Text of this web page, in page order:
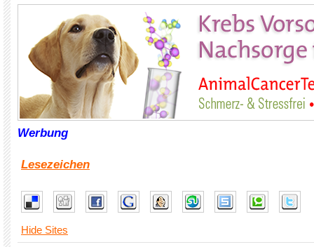
Werbung
Lesezeichen
Hide Sites